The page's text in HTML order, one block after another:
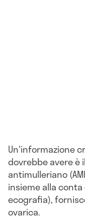
Un'informazione
dovrebbe avere è
antimulleriano
insieme alla
ecografia),
ovarica.